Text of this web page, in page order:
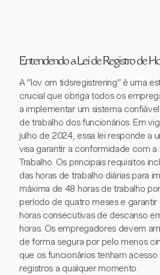
Entendendo a Lei de Registro de
A "lov om tidsregistrering" é uma
crucial que obriga todos os
a implementar um sistema
de trabalho dos funcionários. Em
julho de 2024, essa lei responde a
visa garantir a conformidade com
Trabalho. Os principais requisitos
das horas de trabalho diárias para
máxima de 48 horas de trabalho
período de quatro meses e
horas consecutivas de descanso
horas. Os empregadores devem
de forma segura por pelo menos
que os funcionários tenham
registros a qualquer momento.